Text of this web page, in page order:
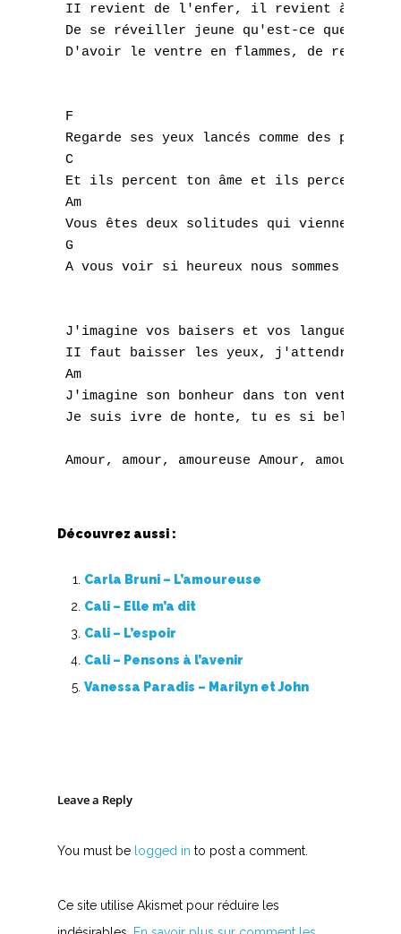
II revient de l'enfer, il revient à
De se réveiller jeune qu'est-ce que ça
D'avoir le ventre en flammes, de refaire
F
Regarde ses yeux lancés comme des
C
Et ils percent ton âme et ils percent ton
Am
Vous êtes deux solitudes qui viennent
G
A vous voir si heureux nous sommes
J'imagine vos baisers et vos langues
II faut baisser les yeux, j'attendrai
Am
J'imagine son bonheur dans ton ventre
Je suis ivre de honte, tu es si belle en
Découvrez aussi :
Carla Bruni – L’amoureuse
Cali – Elle m’a dit
Cali – L’espoir
Cali – Pensons à l’avenir
Vanessa Paradis – Marilyn et John
Leave a Reply
You must be logged in to post a comment.
Ce site utilise Akismet pour réduire les
N
O
Q
R
S
T
V
X
Y
Top 100